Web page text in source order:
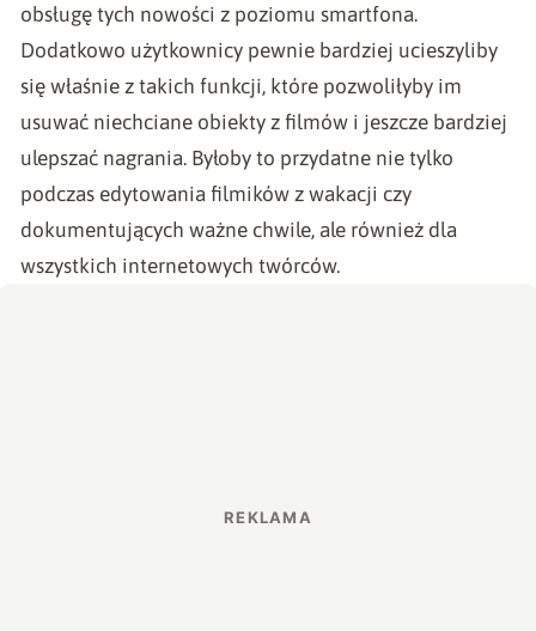
obsługę tych nowości z poziomu smartfona.
Dodatkowo użytkownicy pewnie bardziej ucieszyliby
się właśnie z takich funkcji, które pozwoliłyby im
usuwać niechciane obiekty z filmów i jeszcze bardziej
ulepszać nagrania. Byłoby to przydatne nie tylko
podczas edytowania filmików z wakacji czy
dokumentujących ważne chwile, ale również dla
wszystkich internetowych twórców.